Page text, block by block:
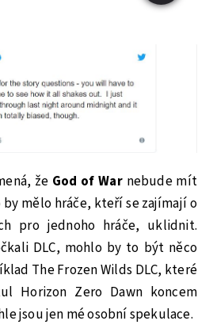
že God of Warnebude mít
by mělo hráče, kteří se zajímají o
pro jednoho hráče, uklidnit.
DLC, mohlo by to být něco
The Frozen Wilds DLC, které
Horizon Zero Dawn koncem
jsou jen mé osobní spekulace.